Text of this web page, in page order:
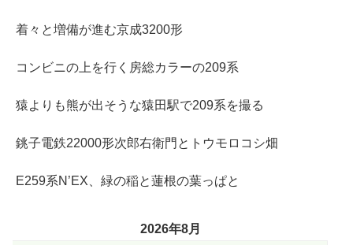
着々と増備が進む京成3200形
コンビニの上を行く房総カラーの209系
猿よりも熊が出そうな猿田駅で209系を撮る
銚子電鉄22000形次郎右衛門とトウモロコシ畑
E259系N’EX、緑の稲と蓮根の葉っぱと
2026年8月